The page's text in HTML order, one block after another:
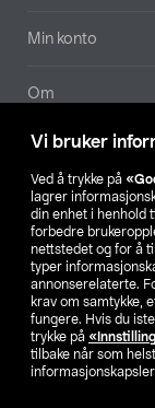
Vi bruker
Ved å trykke på
lagrer
din enhet i henhold
forbedre
nettstedet og for å
typer
annonserelaterte.
krav om samtykke,
fungere. Hvis du
trykke på
tilbake når som
Min konto
Om
Aktuelt
Våre selskaper